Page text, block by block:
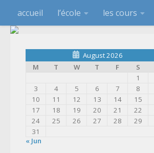
accueil l’école les cours
August 2026
M
T W T F S
1
3
4 5 6 7 8
10
11 12 13 14 15
17
18 19 20 21 22
24
25 26 27 28 29
31
« Jun